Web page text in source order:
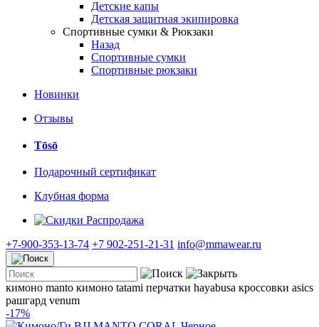
Детские капы
Детская защитная экипировка
Спортивные сумки & Рюкзаки
Назад
Спортивные сумки
Спортивные рюкзаки
Новинки
Отзывы
Tōsō
Подарочный сертификат
Клубная форма
Распродажа
+7-900-353-13-74 +7 902-251-21-31 info@mmawear.ru
кимоно manto кимоно tatami перчатки hayabusa кроссовки asics
рашгард venum
-17%